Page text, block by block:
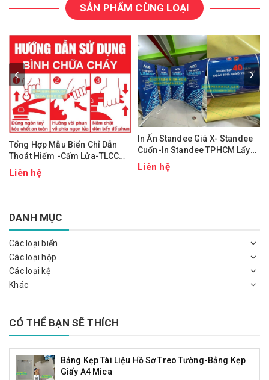
SẢN PHẨM CÙNG LOẠI
Tổng Hợp Mẫu Biển Chỉ Dẫn
Thoát Hiểm -Cấm Lửa-TLCC
NQCC
Liên hệ
In Ấn Standee Giá X- Standee
Cuốn-In Standee TPHCM Lấy
Nhanh
Liên hệ
DANH MỤC
Các loại biển
Các loại hộp
Các loại kệ
Khác
CÓ THỂ BẠN SẼ THÍCH
Bảng Kẹp Tài Liệu Hồ Sơ Treo Tường-Bảng Kẹp
Giấy A4 Mica